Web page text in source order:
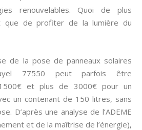
renouvelables. Quoi de plus
que de profiter de la lumière du
de la pose de panneaux solaires
77550 peut parfois être
et plus de 3000€ pour un
un contenant de 150 litres, sans
D’après une analyse de l’ADEME
et de la maîtrise de l’énergie),